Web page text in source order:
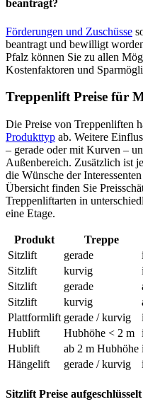
beantragt?
Förderungen und Zuschüsse
beantragt und bewilligt
Pfalz können Sie zu allen
Kostenfaktoren und
Treppenlift Preise für
Die Preise von Treppenliften
Produkttyp ab. Weitere
– gerade oder mit Kurven –
Außenbereich. Zusätzlich ist
die Wünsche der
Übersicht finden Sie
Treppenliftarten in
eine Etage.
Produkt Treppe
Sitzlift
gerade
Sitzlift
kurvig
Sitzlift
gerade
Sitzlift
kurvig
Plattformlift gerade / kurvig
Hublift
Hubhöhe < 2 m
Hublift
ab 2 m Hubhöhe
Hängelift
gerade / kurvig
Sitzlift Preise